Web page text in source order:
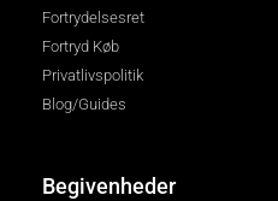
Fortrydelsesret
Fortryd Køb
Privatlivspolitik
Blog/Guides
Begivenheder